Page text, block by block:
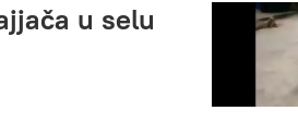
u selu